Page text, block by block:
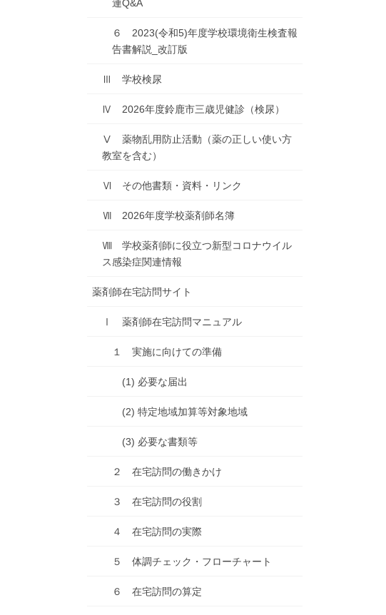
連Q&A
６ 2023(令和5)年度学校環境衛生検査報
告書解説_改訂版
Ⅲ 学校検尿
Ⅳ 2026年度鈴鹿市三歳児健診（検尿）
Ⅴ 薬物乱用防止活動（薬の正しい使い方
教室を含む）
Ⅵ その他書類・資料・リンク
Ⅶ 2026年度学校薬剤師名簿
Ⅷ 学校薬剤師に役立つ新型コロナウイル
ス感染症関連情報
薬剤師在宅訪問サイト
Ⅰ 薬剤師在宅訪問マニュアル
１ 実施に向けての準備
(1) 必要な届出
(2) 特定地域加算等対象地域
(3) 必要な書類等
２ 在宅訪問の働きかけ
３ 在宅訪問の役割
４ 在宅訪問の実際
５ 体調チェック・フローチャート
６ 在宅訪問の算定